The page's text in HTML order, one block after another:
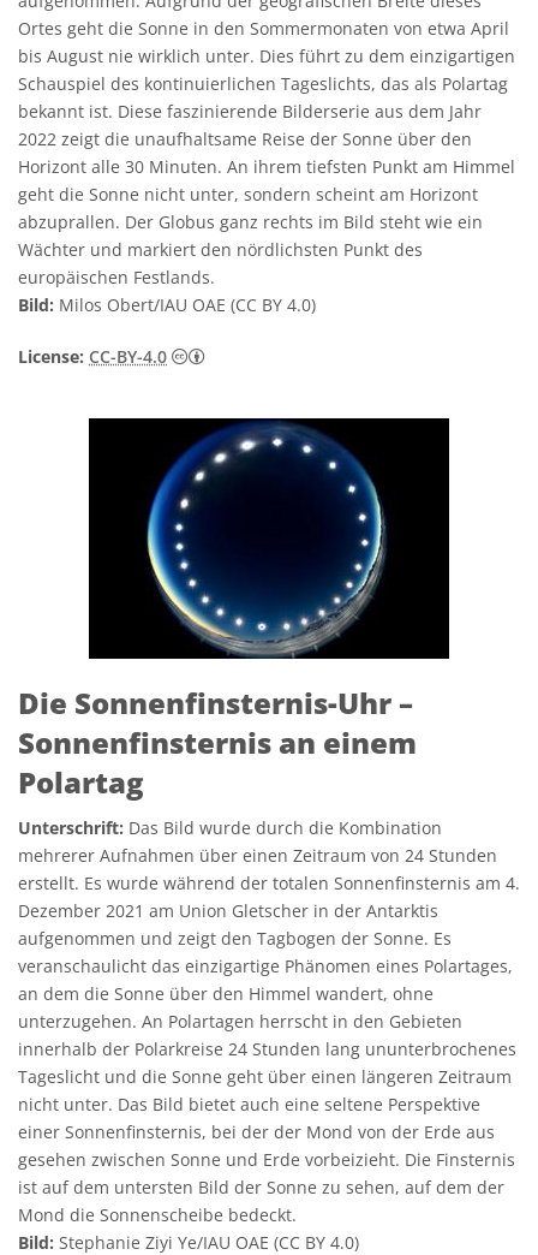
Ortes geht die Sonne in den Sommermonaten von etwa April
bis August nie wirklich unter. Dies führt zu dem einzigartigen
Schauspiel des kontinuierlichen Tageslichts, das als Polartag
bekannt ist. Diese faszinierende Bilderserie aus dem Jahr
2022 zeigt die unaufhaltsame Reise der Sonne über den
Horizont alle 30 Minuten. An ihrem tiefsten Punkt am Himmel
geht die Sonne nicht unter, sondern scheint am Horizont
abzuprallen. Der Globus ganz rechts im Bild steht wie ein
Wächter und markiert den nördlichsten Punkt des
europäischen Festlands.
Bild: Milos Obert/IAU OAE (CC BY 4.0)
License: CC-BY-4.0 Creative Commons Namensnennung 4.0
Die Sonnenfinsternis-Uhr –
Sonnenfinsternis an einem
Polartag
Unterschrift: Das Bild wurde durch die Kombination
mehrerer Aufnahmen über einen Zeitraum von 24 Stunden
erstellt. Es wurde während der totalen Sonnenfinsternis am 4.
Dezember 2021 am Union Gletscher in der Antarktis
aufgenommen und zeigt den Tagbogen der Sonne. Es
veranschaulicht das einzigartige Phänomen eines Polartages,
an dem die Sonne über den Himmel wandert, ohne
unterzugehen. An Polartagen herrscht in den Gebieten
innerhalb der Polarkreise 24 Stunden lang ununterbrochenes
Tageslicht und die Sonne geht über einen längeren Zeitraum
nicht unter. Das Bild bietet auch eine seltene Perspektive
einer Sonnenfinsternis, bei der der Mond von der Erde aus
gesehen zwischen Sonne und Erde vorbeizieht. Die Finsternis
ist auf dem untersten Bild der Sonne zu sehen, auf dem der
Mond die Sonnenscheibe bedeckt.
Bild: Stephanie Ziyi Ye/IAU OAE (CC BY 4.0)